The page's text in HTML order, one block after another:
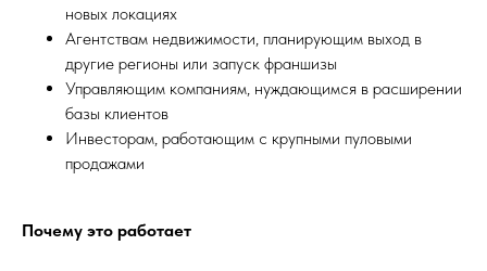
новых локациях
Агентствам недвижимости, планирующим выход в
другие регионы или запуск франшизы
Управляющим компаниям, нуждающимся в расширении
базы клиентов
Инвесторам, работающим с крупными пуловыми
продажами
Почему это работает